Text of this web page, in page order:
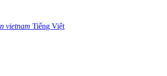
Tiếng Việt